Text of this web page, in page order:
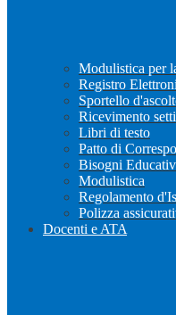
Modulistica per
Registro
Sportello
Ricevimento
Libri di testo
Patto di
Bisogni
Modulistica
Regolamento
Polizza
Docenti e ATA